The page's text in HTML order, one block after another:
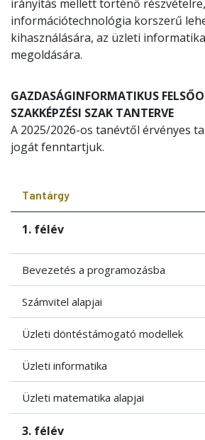
irányítás mellett történő
információtechnológia korszerű
kihasználására, az üzleti
megoldására.
GAZDASÁGINFORMATIKUS
SZAKKÉPZÉSI SZAK TANTERVE
A 2025/2026-os tanévtől érvényes
jogát fenntartjuk.
Tantárgy
1. félév
Bevezetés a programozásba
Számvitel alapjai
Üzleti döntéstámogató modellek
Üzleti informatika
Üzleti matematika alapjai
3. félév